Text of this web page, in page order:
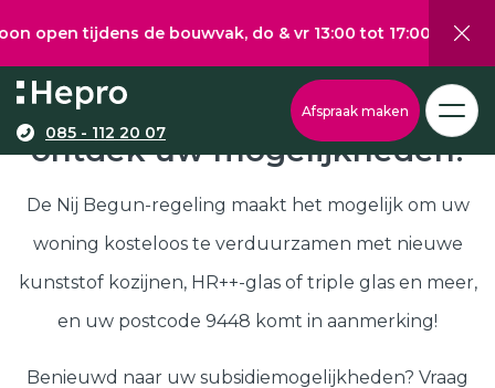
tijdens de bouwvak, do & vr 13:00 tot 17:00, za 10:00 tot
085 - 112 20 07
Afspraak maken
Nij Begun subsidie in 9448,
ontdek uw mogelijkheden!
De Nij Begun-regeling maakt het mogelijk om uw
woning kosteloos te verduurzamen met nieuwe
kunststof kozijnen, HR++-glas of triple glas en meer,
en uw postcode 9448 komt in aanmerking!
Benieuwd naar uw subsidiemogelijkheden? Vraag
Wat wilt u graag verduurzamen?
Via onze configurator berekent u eenvoudig een
richtprijs voor uw kunststof kozijnen, -deuren, of
schuifpuien.
Samenstellen
Kunststof kozijnen
Kunststof deuren
Kunststof schuifpuien
Isolatie
Klantenservice
Hepro